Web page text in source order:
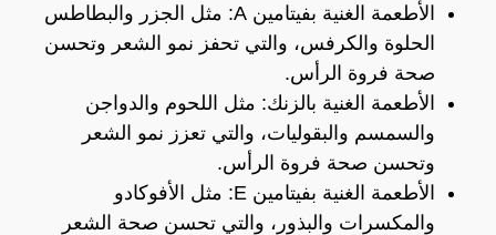
الأطعمة الغنية بفيتامين A: مثل الجزر والبطاطس
الحلوة والكرفس، والتي تحفز نمو الشعر وتحسن
صحة فروة الرأس.
الأطعمة الغنية بالزنك: مثل اللحوم والدواجن
والسمسم والبقوليات، والتي تعزز نمو الشعر
وتحسن صحة فروة الرأس.
الأطعمة الغنية بفيتامين E: مثل الأفوكادو
والمكسرات والبذور، والتي تحسن صحة الشعر